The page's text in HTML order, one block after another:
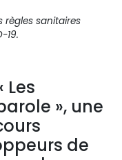
règles sanitaires
19.
Les
», une
de